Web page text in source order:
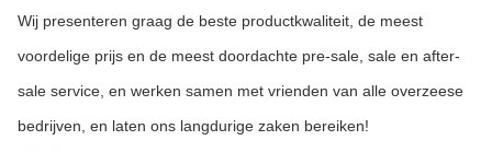
Wij presenteren graag de beste productkwaliteit, de meest
voordelige prijs en de meest doordachte pre-sale, sale en after-
sale service, en werken samen met vrienden van alle overzeese
bedrijven, en laten ons langdurige zaken bereiken!